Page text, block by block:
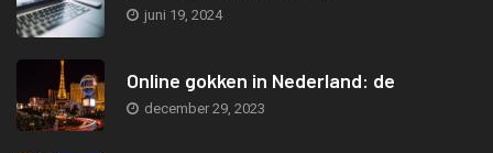
juni 19, 2024
Online gokken in Nederland: de
december 29, 2023